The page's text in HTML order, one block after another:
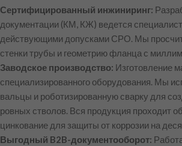
Сертифицированный инжиниринг:
документации (КМ, КЖ) ведется
действующими допусками СРО. Мы
стенки трубы и геометрию фланца с
Заводское производство: Изготовление
специализированного оборудования. Мы
вальцы и роботизированную сварку для
ровных стволов. Вся продукция проходит
цинкование для защиты от коррозии на
Выгодный B2B-документооборот: